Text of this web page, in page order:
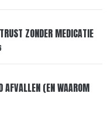
ZONDER MEDICATIE
AFVALLEN (EN WAAROM